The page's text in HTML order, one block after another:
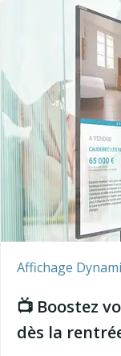
Affichage
📺 Boostez
dès la